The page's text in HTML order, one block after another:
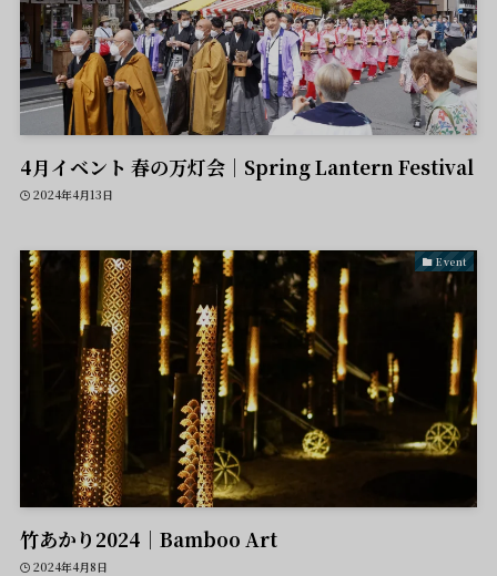
4月イベント 春の万灯会｜Spring Lantern Festival
2024年4月13日
Event
竹あかり2024｜Bamboo Art
2024年4月8日